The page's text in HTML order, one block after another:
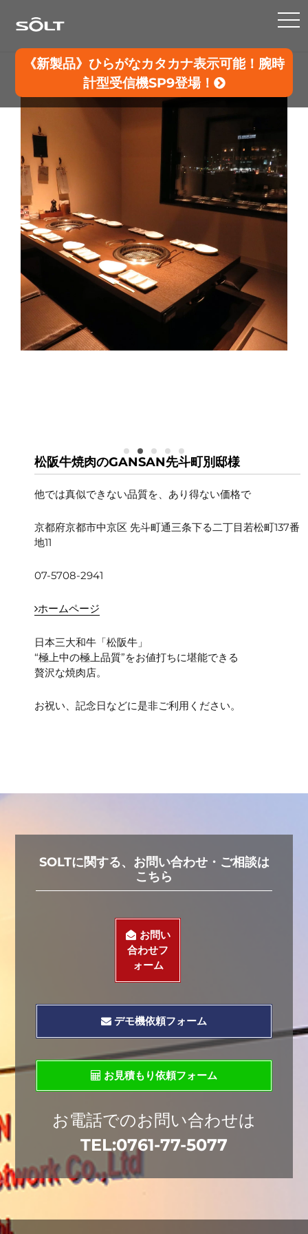
《新製品》ひらがなカタカナ表示可能！腕時
計型受信機SP9登場！
松阪牛焼肉のGANSAN先斗町別邸様
他では真似できない品質を、あり得ない価格で
京都府京都市中京区 先斗町通三条下る二丁目若松町137番
地11
07-5708-2941
ホームページ
日本三大和牛「松阪牛」
“極上中の極上品質”をお値打ちに堪能できる
贅沢な焼肉店。
お祝い、記念日などに是非ご利用ください。
SOLTに関する、お問い合わせ・ご相談は
こちら
お問い
合わせフ
ォーム
デモ機依頼フォーム
お見積もり依頼フォーム
お電話でのお問い合わせは
TEL:0761-77-5077